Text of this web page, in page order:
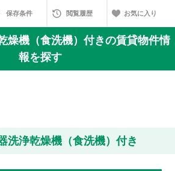
保存条件 閲覧履歴 お気に入り
燥機（食洗機）付きの賃貸物件情
報を探す
洗浄乾燥機（食洗機）付き